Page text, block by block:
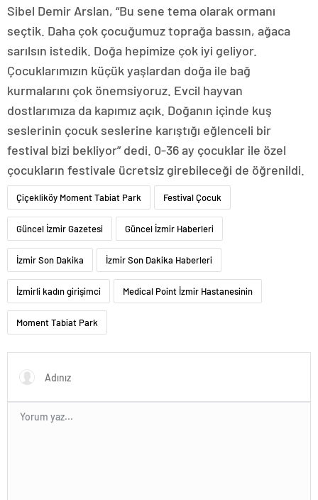
Sibel Demir Arslan, “Bu sene tema olarak ormanı
seçtik. Daha çok çocuğumuz toprağa bassın, ağaca
sarılsın istedik. Doğa hepimize çok iyi geliyor.
Çocuklarımızın küçük yaşlardan doğa ile bağ
kurmalarını çok önemsiyoruz. Evcil hayvan
dostlarımıza da kapımız açık. Doğanın içinde kuş
seslerinin çocuk seslerine karıştığı eğlenceli bir
festival bizi bekliyor” dedi. 0-36 ay çocuklar ile özel
çocukların festivale ücretsiz girebileceği de öğrenildi.
Çiçekliköy Moment Tabiat Park Festival Çocuk
Güncel İzmir Gazetesi Güncel İzmir Haberleri
İzmir Son Dakika İzmir Son Dakika Haberleri
İzmirli kadın girişimci Medical Point İzmir Hastanesinin
Moment Tabiat Park